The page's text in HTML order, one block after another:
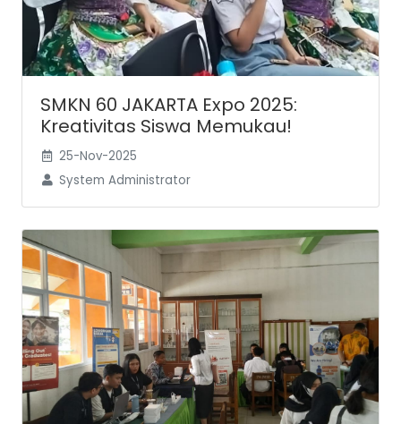
SMKN 60 JAKARTA Expo 2025:
Kreativitas Siswa Memukau!
25-Nov-2025
System Administrator